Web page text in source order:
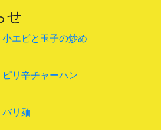
せ
小エビと玉子の炒め
ピリ辛チャーハン
バリ麺